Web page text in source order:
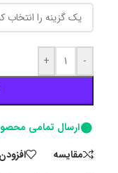
-
+
ارسال تمامی محصولات موجود ۲
مقايسه